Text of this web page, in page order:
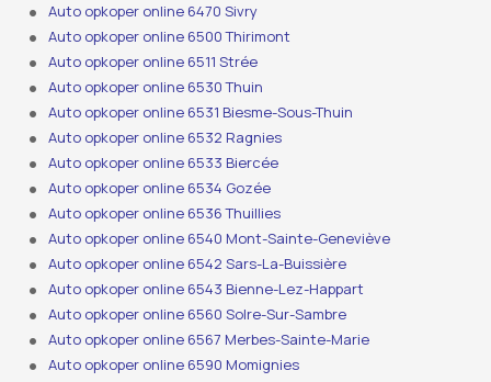
Auto opkoper online 6470 Sivry
Auto opkoper online 6500 Thirimont
Auto opkoper online 6511 Strée
Auto opkoper online 6530 Thuin
Auto opkoper online 6531 Biesme-Sous-Thuin
Auto opkoper online 6532 Ragnies
Auto opkoper online 6533 Biercée
Auto opkoper online 6534 Gozée
Auto opkoper online 6536 Thuillies
Auto opkoper online 6540 Mont-Sainte-Geneviève
Auto opkoper online 6542 Sars-La-Buissière
Auto opkoper online 6543 Bienne-Lez-Happart
Auto opkoper online 6560 Solre-Sur-Sambre
Auto opkoper online 6567 Merbes-Sainte-Marie
Auto opkoper online 6590 Momignies